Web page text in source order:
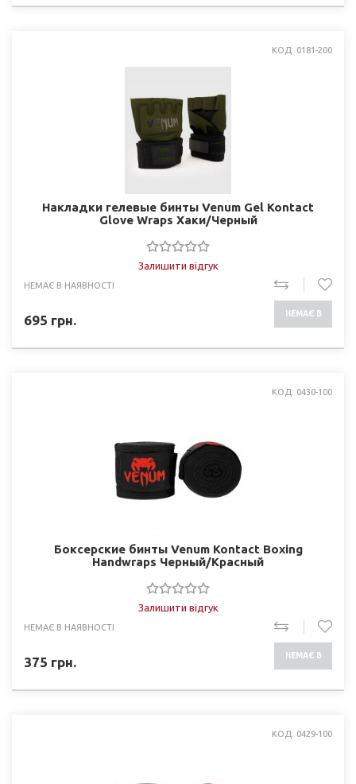
КОД: 0181-200
Накладки гелевые бинты Venum Gel Kontact
Glove Wraps Хаки/Черный
Залишити відгук
НЕМАЄ В НАЯВНОСТІ
695 грн. НЕМАЄ В
КОД: 0430-100
Боксерские бинты Venum Kontact Boxing
Handwraps Черный/Красный
Залишити відгук
НЕМАЄ В НАЯВНОСТІ
375 грн. НЕМАЄ В
КОД: 0429-100